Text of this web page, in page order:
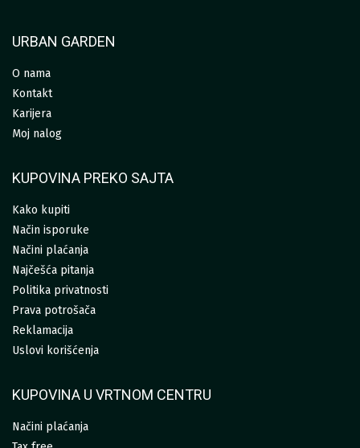
URBAN GARDEN
O nama
Kontakt
Karijera
Moj nalog
KUPOVINA PREKO SAJTA
Kako kupiti
Način isporuke
Načini plaćanja
Najčešća pitanja
Politika privatnosti
Prava potrošača
Reklamacija
Uslovi korišćenja
KUPOVINA U VRTNOM CENTRU
Načini plaćanja